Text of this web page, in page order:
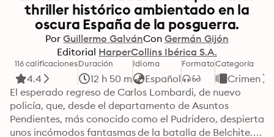
thriller histórico ambientado en la
oscura España de la posguerra.
Por Guillermo GalvánCon Germán Gijón
Editorial HarperCollins Ibérica S.A.
116 calificaciones
4.4
Duración
12 h 50 m
Idioma
Español
FormatoCategoría
Crimen
El esperado regreso de Carlos Lombardi, de nuevo
policía, que, desde el departamento de Asuntos
Pendientes, más conocido como el Pudridero, despierta
unos incómodos fantasmas de la batalla de Belchite.